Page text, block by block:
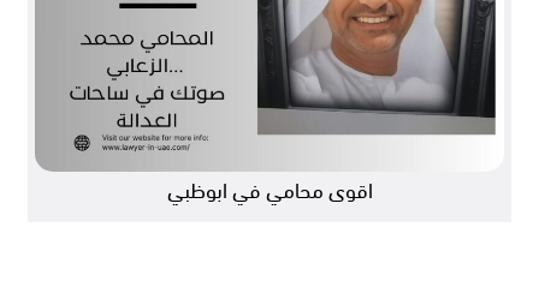
اقوى محامي في ابوظبي